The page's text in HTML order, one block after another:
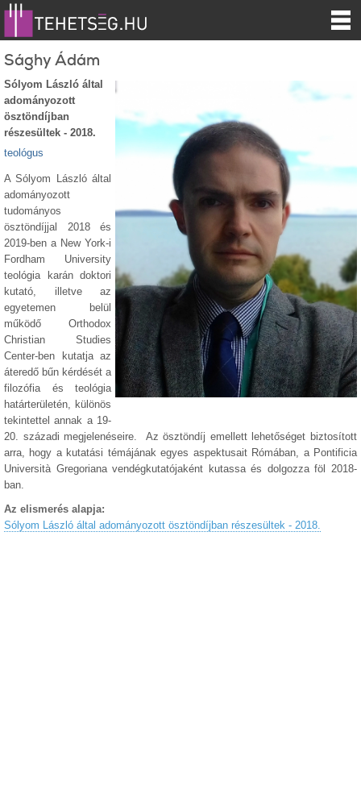
Sághy Ádám
Sólyom László által
adományozott
ösztöndíjban
részesültek - 2018.
teológus
A Sólyom László által
adományozott
tudományos
ösztöndíjjal 2018 és
2019-ben a New York-i
Fordham University
teológia karán doktori
kutató, illetve az
egyetemen belül
működő Orthodox
Christian Studies
Center-ben kutatja az
áteredő bűn kérdését a
filozófia és teológia
határterületén, különös
tekintettel annak a 19-
20. századi megjelenéseire. Az ösztöndíj emellett lehetőséget biztosított
arra, hogy a kutatási témájának egyes aspektusait Rómában, a Pontificia
Università Gregoriana vendégkutatójaként kutassa és dolgozza föl 2018-
ban.
Az elismerés alapja:
Sólyom László által adományozott ösztöndíjban részesültek - 2018.